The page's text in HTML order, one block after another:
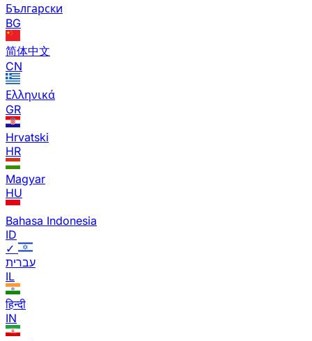
Български
BG
简体中文
CN
Ελληνικά
GR
Hrvatski
HR
Magyar
HU
Bahasa Indonesia
ID
✓
עברית
IL
हिन्दी
IN